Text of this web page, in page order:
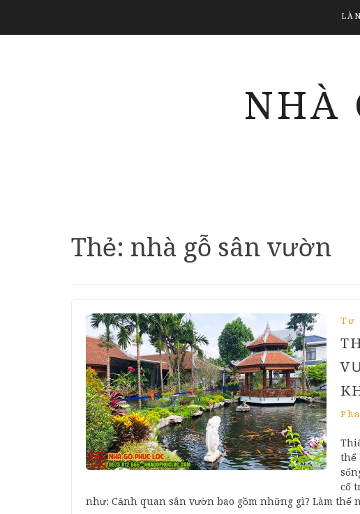
NHÀ
Thẻ: nhà gỗ sân vườn
Tư
thể
cổ
như: Cảnh quan sân vườn bao gồm những gì? Làm thế